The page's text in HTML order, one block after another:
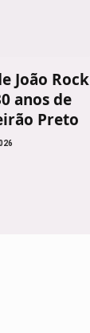
João Rock
anos de
Preto